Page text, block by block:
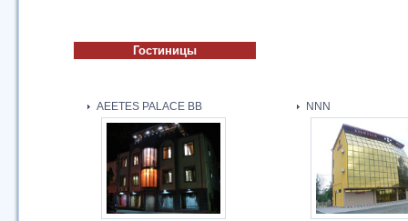
Гостиницы
AEETES PALACE BB NNN